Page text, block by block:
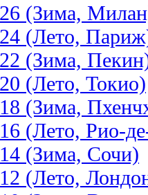
(Зима,
(Лето,
(Зима,
(Лето, Токио)
(Зима,
(Лето, Рио-
(Зима, Сочи)
(Лето,